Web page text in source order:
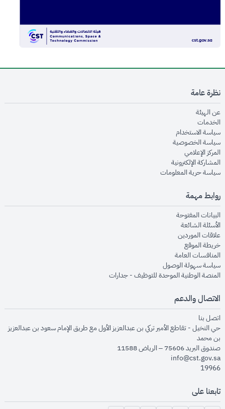
نظرة عامة
عن الهيئةopens in new window
الخدماتopens in new window
سياسة الاستخدام
سياسة الخصوصيةopens in new window
المركز الإعلاميopens in new window
المشاركة الإلكترونيةopens in new window
سياسة حرية المعلوماتopens in new window
روابط مهمة
البيانات المفتوحةopens in new window
الأسئلة الشائعةopens in new window
علاقات الموردينopens in new window
خريطة الموقعopens in new window
المنافسات العامةopens in new window
سياسة سهولة الوصولopens in new window
المنصة الوطنية الموحدة للتوظيف - جداراتopens in new window
الاتصال والدعم
اتصل بنا
حي النخيل - تقاطع الأمير تركي بن عبدالعزيز الأول مع طريق الإمام سعود بن عبدالعزيز
بن محمد
صندوق البريد 75606 – الرياض 11588
info@cst.gov.sa
19966
تابعنا على